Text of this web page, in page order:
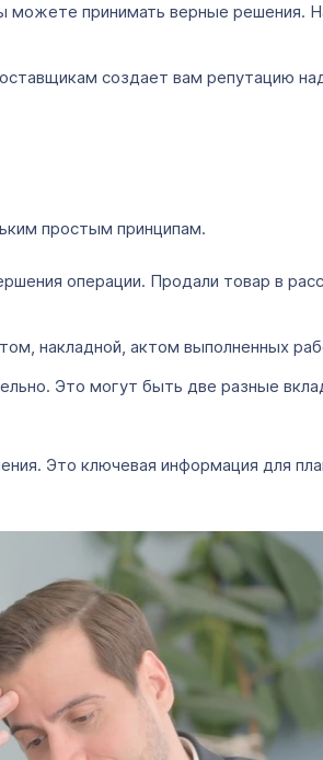
принимать верные решения.
создает вам репутацию
простым принципам.
операции. Продали товар в
актом выполненных
Это могут быть две разные
Это ключевая информация для